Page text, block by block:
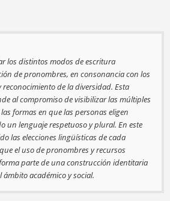
los distintos modos de escritura
de pronombres, en consonancia con los
de la diversidad. Esta
al compromiso de visibilizar las múltiples
formas en que las personas eligen
un lenguaje respetuoso y plural. En este
las elecciones lingüísticas de cada
el uso de pronombres y recursos
parte de una construcción identitaria
ámbito académico y social.